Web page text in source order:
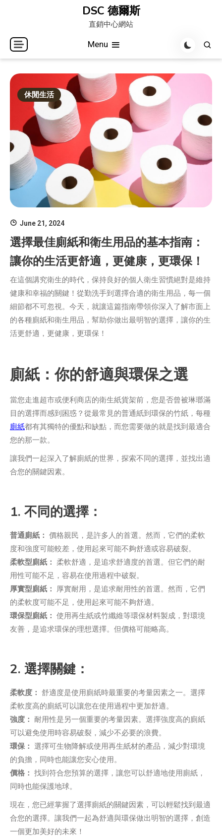
DSC 德爾斯
直銷中心網站
Menu
休閒生活
June 21, 2024
選擇最佳廁紙和衛生用品的基本指南：
讓你的生活更舒適，更健康，更環保！
在這個講究衛生的時代，保持良好的個人衛生習慣絕對是維持
健康和幸福的關鍵！從勤洗手到選擇合適的衛生用品，每一個
細節都不可忽視。今天，就讓這篇指南帶領你深入了解市面上
的各種廁紙和衛生用品，幫助你做出最明智的選擇，讓你的生
活更舒適，更健康，更環保！
廁紙：你的舒適與環保之選
當您走進超市或便利商店的衛生紙貨架前，您是否曾被琳瑯滿
目的選擇而感到困惑？從最常見的普通紙到環保的竹紙，每種
廁紙都有其獨特的優點和缺點，而您需要做的就是找到最適合
您的那一款。
讓我們一起深入了解廁紙的世界，探索不同的選擇，並找出適
合您的關鍵因素。
1. 不同的選擇：
普通廁紙： 價格親民，是許多人的首選。然而，它們的柔軟
度和強度可能較差，使用起來可能不夠舒適或容易破裂。
柔軟型廁紙： 柔軟舒適，是追求舒適度的首選。但它們的耐
用性可能不足，容易在使用過程中破裂。
厚實型廁紙： 厚實耐用，是追求耐用性的首選。然而，它們
的柔軟度可能不足，使用起來可能不夠舒適。
環保型廁紙： 使用再生紙或竹纖維等環保材料製成，對環境
友善，是追求環保的理想選擇。但價格可能略高。
2. 選擇關鍵：
柔軟度： 舒適度是使用廁紙時最重要的考量因素之一。選擇
柔軟度高的廁紙可以讓您在使用過程中更加舒適。
強度： 耐用性是另一個重要的考量因素。選擇強度高的廁紙
可以避免使用時容易破裂，減少不必要的浪費。
環保： 選擇可生物降解或使用再生紙材的產品，減少對環境
的負擔，同時也能讓您安心使用。
價格： 找到符合您預算的選擇，讓您可以舒適地使用廁紙，
同時也能保護地球。
現在，您已經掌握了選擇廁紙的關鍵因素，可以輕鬆找到最適
合您的選擇。讓我們一起為舒適與環保做出明智的選擇，創造
一個更加美好的未來！